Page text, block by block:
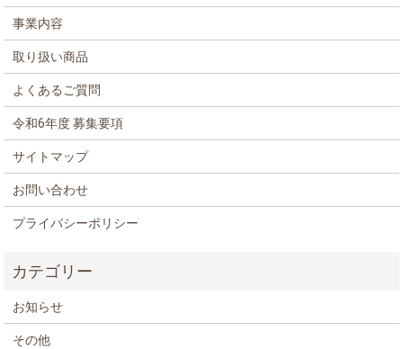
事業内容
取り扱い商品
よくあるご質問
令和6年度 募集要項
サイトマップ
お問い合わせ
プライバシーポリシー
お知らせ
その他